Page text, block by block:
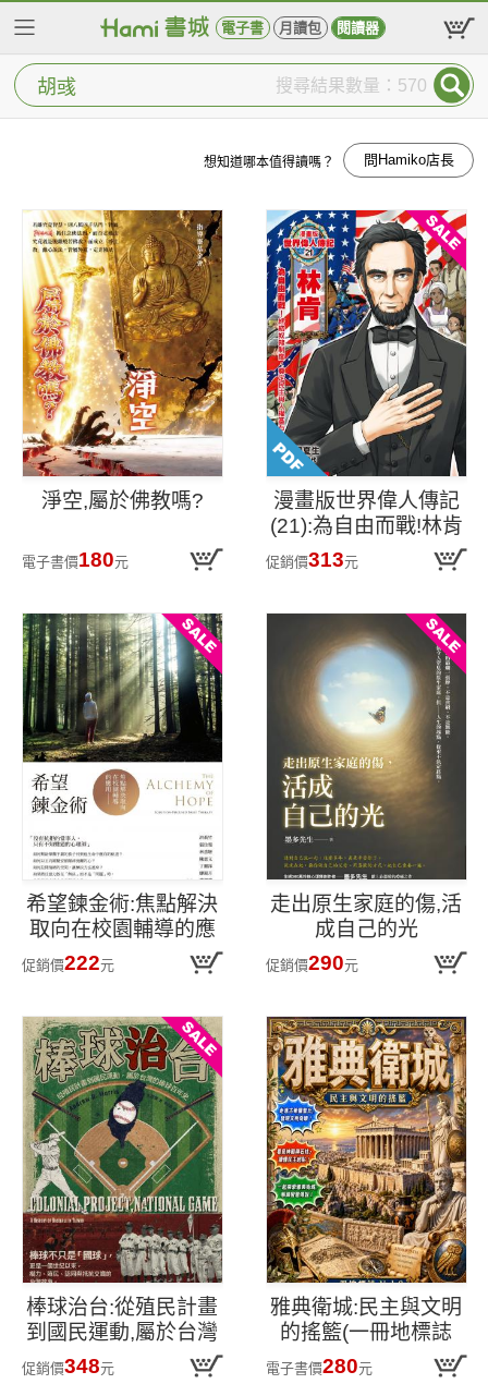
電子書 月讀包 閱讀器
搜尋結果數量：570
想知道哪本值得讀嗎？ 問Hamiko店長
淨空,屬於佛教嗎?
電子書價180元
漫畫版世界偉人傳記
(21):為自由而戰!林肯
【終結奴隸制度,奠定
民主與人權基石】(專
促銷價313元
希望鍊金術:焦點解決
取向在校園輔導的應
用
促銷價222元
走出原生家庭的傷,活
成自己的光
促銷價290元
棒球治台:從殖民計畫
到國民運動,屬於台灣
的棒球百年史
促銷價348元
雅典衛城:民主與文明
的搖籃(一冊地標誌
Vol.8)
電子書價280元